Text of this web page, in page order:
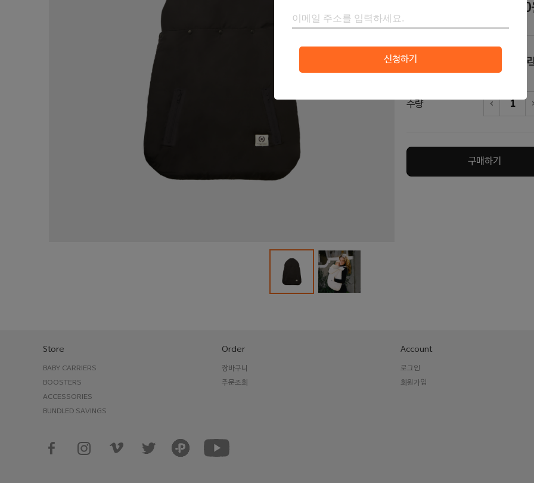
170,050
색상 블
라
수량
구매하기
Store
BABY CARRIERS
BOOSTERS
ACCESSORIES
BUNDLED SAVINGS
Order
장바구니
주문조회
Account
로그인
회원가입
신청하기